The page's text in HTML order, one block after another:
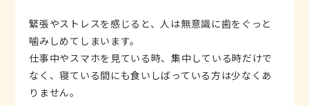
緊張やストレスを感じると、人は無意識に歯をぐっと
噛みしめてしまいます。
仕事中やスマホを見ている時、集中している時だけで
なく、寝ている間にも食いしばっている方は少なくあ
りません。